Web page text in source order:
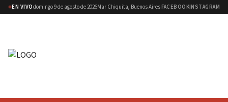
EN VIVOdomingo 9 de agosto de 2026Mar Chiquita, Buenos AiresFACEBOOKINSTAGRAM